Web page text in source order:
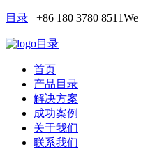
目录 +86 180 3780 8511We
目录
首页
产品目录
解决方案
成功案例
关于我们
联系我们